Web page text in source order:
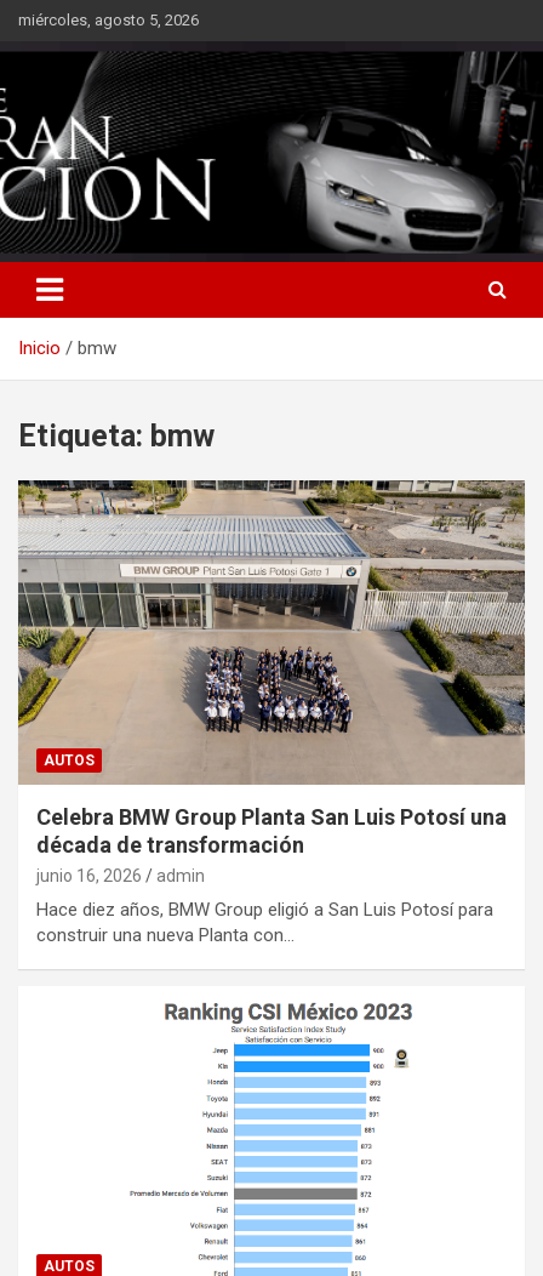
Saltarmiércoles, agosto 5, 2026
Inicio bmw
Etiqueta: bmw
AUTOS
Celebra BMW Group Planta San Luis Potosí una
década de transformación
junio 16, 2026 admin
Hace diez años, BMW Group eligió a San Luis Potosí para
construir una nueva Planta con…
AUTOS